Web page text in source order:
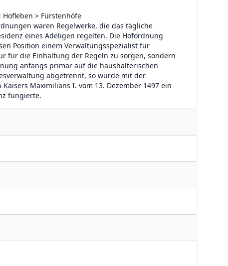
> Fürstenhöfe
waren Regelwerke, die das tägliche
eines Adeligen regelten. Die Hofordnung
Position einem Verwaltungsspezialist für
für die Einhaltung der Regeln zu sorgen, sondern
anfangs primär auf die haushalterischen
abgetrennt, so wurde mit der
Maximilians I. vom 13. Dezember 1497 ein
fungierte.